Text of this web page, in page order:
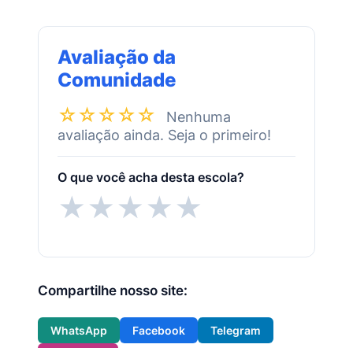
Avaliação da
Comunidade
☆☆☆☆☆
Nenhuma
avaliação ainda. Seja o primeiro!
O que você acha desta escola?
★★★★★
Compartilhe nosso site:
WhatsApp Facebook
Telegram